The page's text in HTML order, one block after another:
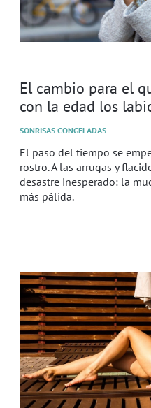
El cambio para el
con la edad los
SONRISAS CONGELADAS
El paso del tiempo se
rostro. A las arrugas y
desastre inesperado: la
más pálida.